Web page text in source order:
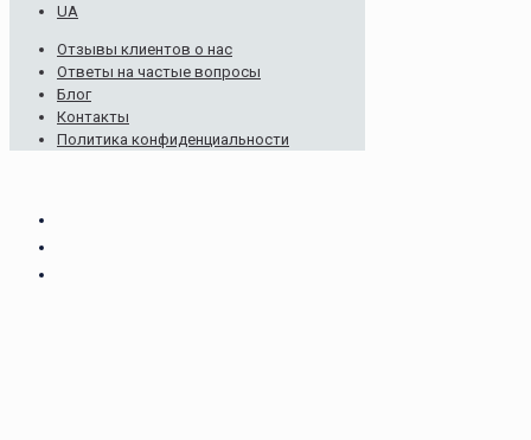
UA
Отзывы клиентов о нас
Ответы на частые вопросы
Блог
Контакты
Политика конфиденциальности